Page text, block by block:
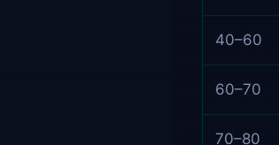
40–60
60–70
70–80